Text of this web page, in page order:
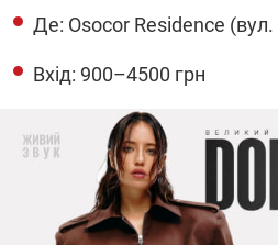
Де: Osocor Residence
Вхід: 900–4500 грн